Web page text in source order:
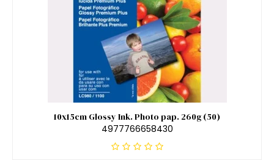
10x15cm Glossy Ink. Photo pap. 260g (50)
4977766658430